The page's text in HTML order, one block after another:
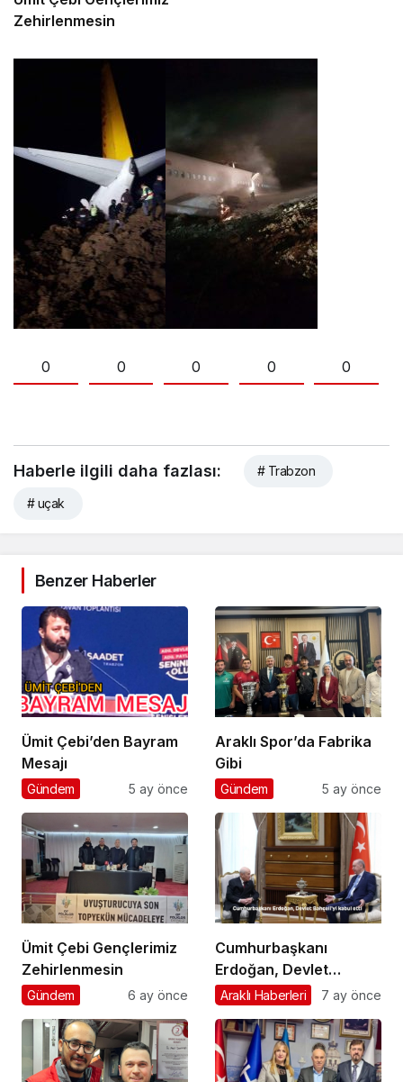
Zehirlenmesin
0 0 0 0 0
Haberle ilgili daha fazlası: # Trabzon
# uçak
Benzer Haberler
Ümit Çebi’den Bayram
Mesajı
Gündem 5 ay önce
Araklı Spor’da Fabrika
Gibi
Gündem 5 ay önce
Ümit Çebi Gençlerimiz
Zehirlenmesin
Gündem 6 ay önce
Cumhurbaşkanı
Erdoğan, Devlet
Bahçeli’yi kabul etti
Araklı Haberleri 7 ay önce